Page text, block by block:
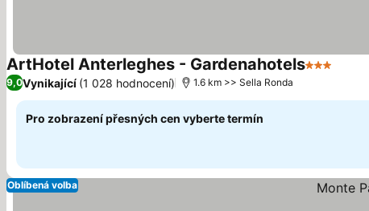
ArtHotel Anterleghes - Gardenahotels3 Počet
9,0Vynikající (1 028 hodnocení) 1.6 km >> Sella Ronda
Pro zobrazení přesných cen vyberte termín
Oblíbená volba